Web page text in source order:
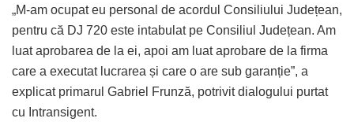
„M-am ocupat eu personal de acordul Consiliului Județean,
pentru că DJ 720 este intabulat pe Consiliul Județean. Am
luat aprobarea de la ei, apoi am luat aprobare de la firma
care a executat lucrarea și care o are sub garanție”, a
explicat primarul Gabriel Frunză, potrivit dialogului purtat
cu Intransigent.